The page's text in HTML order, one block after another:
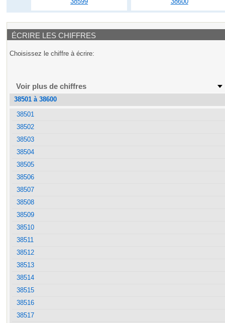
ÉCRIRE LES CHIFFRES
Choisissez le chiffre à écrire:
Voir plus de chiffres
38501 à 38600
38501
38502
38503
38504
38505
38506
38507
38508
38509
38510
38511
38512
38513
38514
38515
38516
38517